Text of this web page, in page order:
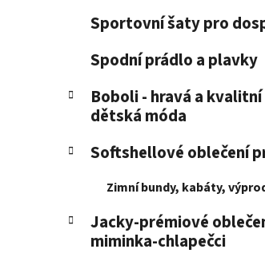
n
Sportovní šaty pro
Spodní prádlo a plavky
Boboli - hravá a kvalitní
dětská móda
Softshellové oblečení
Zimní bundy, kabáty,
Jacky-prémiové
miminka-chlapečci